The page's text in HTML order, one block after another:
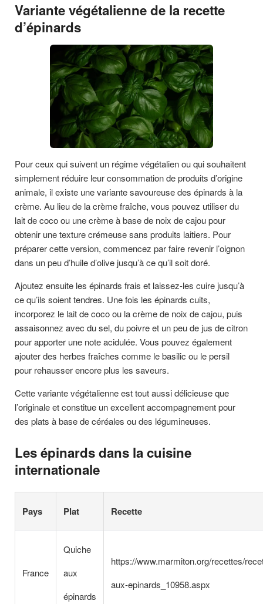
Variante végétalienne de la recette
d’épinards
Pour ceux qui suivent un régime végétalien ou qui souhaitent
simplement réduire leur consommation de produits d’origine
animale, il existe une variante savoureuse des épinards à la
crème. Au lieu de la crème fraîche, vous pouvez utiliser du
lait de coco ou une crème à base de noix de cajou pour
obtenir une texture crémeuse sans produits laitiers. Pour
préparer cette version, commencez par faire revenir l’oignon
dans un peu d’huile d’olive jusqu’à ce qu’il soit doré.
Ajoutez ensuite les épinards frais et laissez-les cuire jusqu’à
ce qu’ils soient tendres. Une fois les épinards cuits,
incorporez le lait de coco ou la crème de noix de cajou, puis
assaisonnez avec du sel, du poivre et un peu de jus de citron
pour apporter une note acidulée. Vous pouvez également
ajouter des herbes fraîches comme le basilic ou le persil
pour rehausser encore plus les saveurs.
Cette variante végétalienne est tout aussi délicieuse que
l’originale et constitue un excellent accompagnement pour
des plats à base de céréales ou des légumineuses.
Les épinards dans la cuisine
internationale
Pays Plat Recette
France
Quiche
aux
épinards
https://www.marmiton.org/recettes/
aux-epinards_10958.aspx